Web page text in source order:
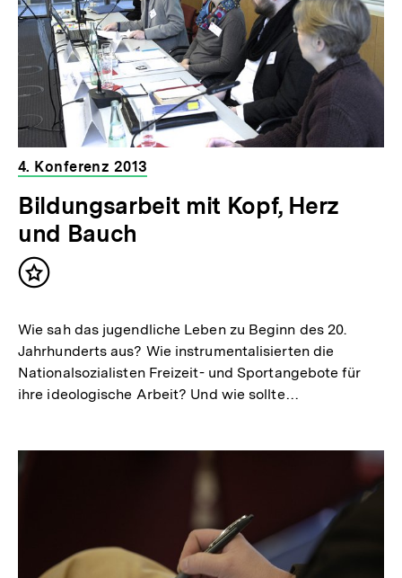
4. Konferenz 2013
Bildungsarbeit mit Kopf, Herz
und Bauch
Inhalt
Wie sah das jugendliche Leben zu Beginn des 20.
Jahrhunderts aus? Wie instrumentalisierten die
Nationalsozialisten Freizeit- und Sportangebote für
ihre ideologische Arbeit? Und wie sollte…